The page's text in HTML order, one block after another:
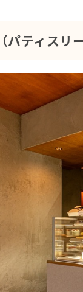
ティスリ